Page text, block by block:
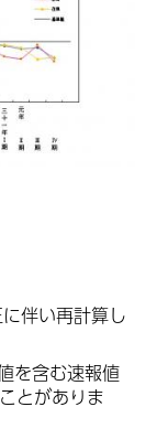
伴い再計算し
を含む速報値
とがありま